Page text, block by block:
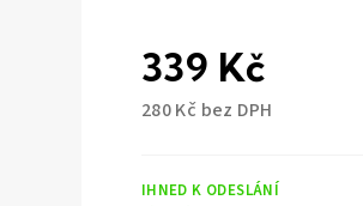
339 Kč
280 Kč bez DPH
IHNED K ODESLÁNÍ